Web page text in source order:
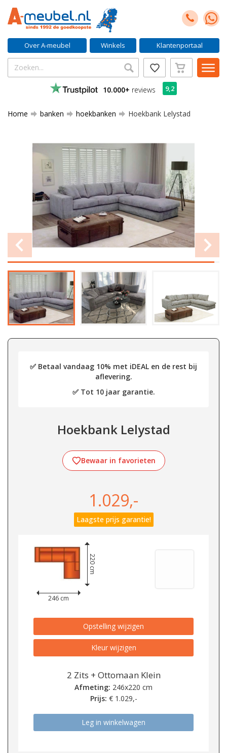
Over A-meubel Winkels Klantenportaal
10.000+ reviews 9,2
Home banken hoekbanken Hoekbank Lelystad
✅ Betaal vandaag 10% met iDEAL en de rest bij
aflevering.
✅ Tot 10 jaar garantie.
Hoekbank Lelystad
Bewaar in favorieten
1.029,-
Laagste prijs garantie!
246 cm
220 cm
Opstelling wijzigen
Kleur wijzigen
2 Zits + Ottomaan Klein
Afmeting: 246x220 cm
Prijs: € 1.029,-
Leg in winkelwagen